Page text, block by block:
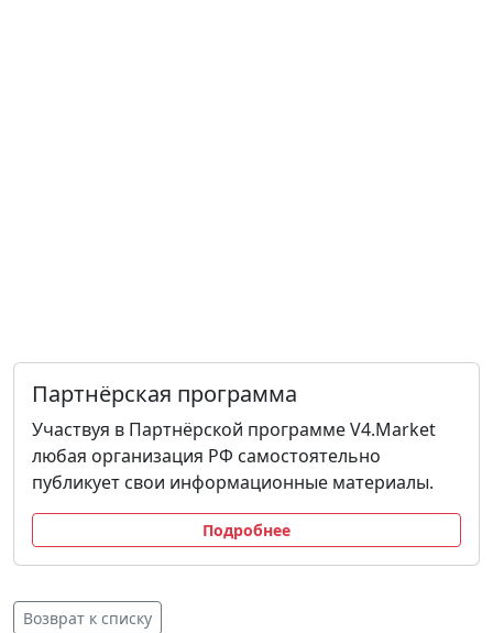
Партнёрская программа
Участвуя в Партнёрской программе V4.Market
любая организация РФ самостоятельно
публикует свои информационные материалы.
Подробнее
Возврат к списку